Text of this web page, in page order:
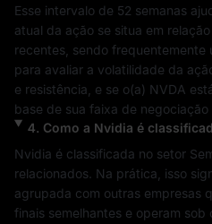
Esse intervalo de 52 semanas
atual da ação se situa em
recentes, sendo frequentemente
para avaliar a volatilidade da
e resistência, e se o(a) NVDA
base de sua faixa de negociação
4. Como a Nvidia é
Nvidia é classificada no setor
relacionados . Na prática, isso
agrupada com outras empresas
finais semelhantes e operam